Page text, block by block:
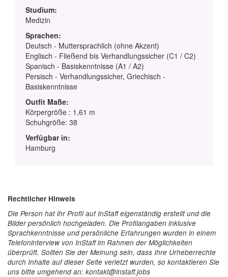
Studium:
Medizin
Sprachen:
Deutsch - Muttersprachlich (ohne Akzent)
Englisch - Fließend bis Verhandlungssicher (C1 / C2)
Spanisch - Basiskenntnisse (A1 / A2)
Persisch - Verhandlungssicher, Griechisch -
Basiskenntnisse
Outfit Maße:
Körpergröße : 1,61 m
Schuhgröße: 38
Verfügbar in:
Hamburg
Rechtlicher Hinweis
Die Person hat ihr Profil auf InStaff eigenständig erstellt und die
Bilder persönlich hochgeladen. Die Profilangaben inklusive
Sprachkenntnisse und persönliche Erfahrungen wurden in einem
Telefoninterview von InStaff im Rahmen der Möglichkeiten
überprüft. Sollten Sie der Meinung sein, dass Ihre Urheberrechte
durch Inhalte auf dieser Seite verletzt wurden, so kontaktieren Sie
uns bitte umgehend an: kontakt@instaff.jobs